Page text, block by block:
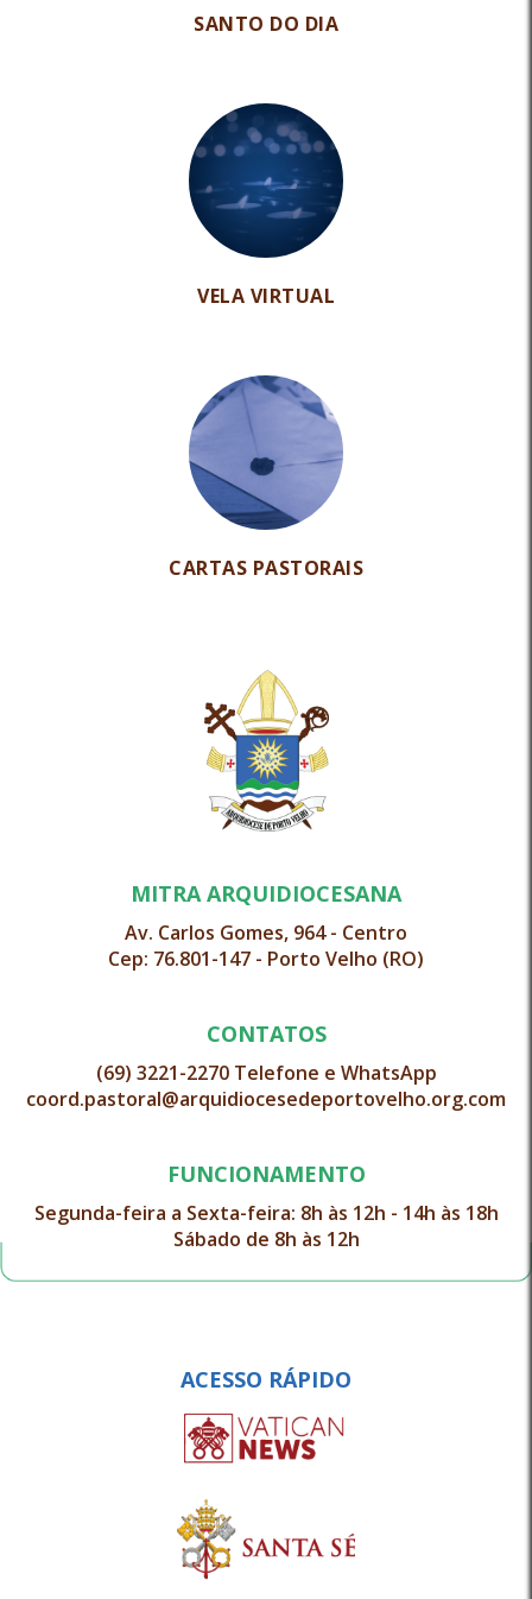
SANTO DO DIA
VELA VIRTUAL
CARTAS PASTORAIS
MITRA ARQUIDIOCESANA
Av. Carlos Gomes, 964 - Centro
Cep: 76.801-147 - Porto Velho (RO)
CONTATOS
(69) 3221-2270 Telefone e WhatsApp
coord.pastoral@arquidiocesedeportovelho.org.com
FUNCIONAMENTO
Segunda-feira a Sexta-feira: 8h às 12h - 14h às 18h
Sábado de 8h às 12h
ACESSO RÁPIDO